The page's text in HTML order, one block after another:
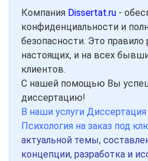
Компания Dissertat.ru -
конфиденциальности и
безопасности. Это правило
настоящих, и на всех
клиентов.
С нашей помощью Вы
диссертацию!
В наши услуги
Психология на заказ под
актуальной темы,
концепции, разработка и